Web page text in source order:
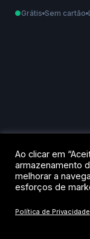
Como podemos te
Privacidade.
●Grátis Sem cartão
Ao clicar em
armazenamento
melhorar a
esforços de
Política de Privacidade